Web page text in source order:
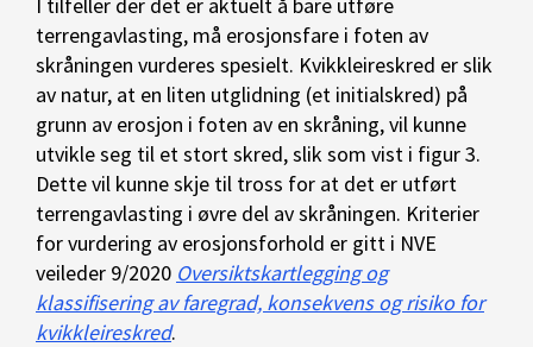
terrengavlasting, må erosjonsfare i foten av
skråningen vurderes spesielt. Kvikkleireskred er slik
av natur, at en liten utglidning (et initialskred) på
grunn av erosjon i foten av en skråning, vil kunne
utvikle seg til et stort skred, slik som vist i figur 3.
Dette vil kunne skje til tross for at det er utført
terrengavlasting i øvre del av skråningen. Kriterier
for vurdering av erosjonsforhold er gitt i NVE
veileder 9/2020 Oversiktskartlegging og
klassifisering av faregrad, konsekvens og risiko for
kvikkleireskred.